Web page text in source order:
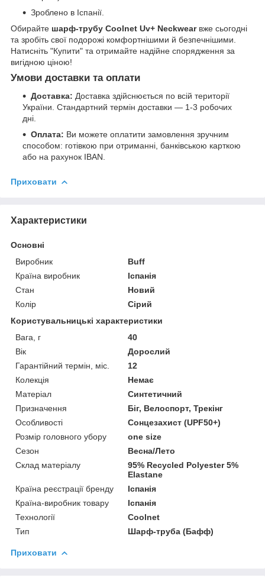
Зроблено в Іспанії.
Обирайте шарф-трубу Coolnet Uv+ Neckwearвже сьогодні
та зробіть свої подорожі комфортнішими й безпечнішими.
Натисніть "Купити" та отримайте надійне спорядження за
вигідною ціною!
Умови доставки та оплати
Доставка: Доставка здійснюється по всій території
України. Стандартний термін доставки — 1-3 робочих
дні.
Оплата: Ви можете оплатити замовлення зручним
способом: готівкою при отриманні, банківською карткою
або на рахунок IBAN.
Приховати
Характеристики
Основні
Виробник
Buff
Країна виробник
Іспанія
Стан
Новий
Колір
Сірий
Користувальницькі характеристики
Вага, г
40
Вік
Дорослий
Гарантійний термін, міс.
12
Колекція
Немає
Матеріал
Синтетичний
Призначення
Біг, Велоспорт, Трекінг
Особливості
Сонцезахист (UPF50+)
Розмір головного убору
one size
Сезон
Весна/Лето
Склад матеріалу
95% Recycled Polyester 5%
Elastane
Країна реєстрації бренду
Іспанія
Країна-виробник товару
Іспанія
Технології
Coolnet
Тип
Шарф-труба (Бафф)
Приховати